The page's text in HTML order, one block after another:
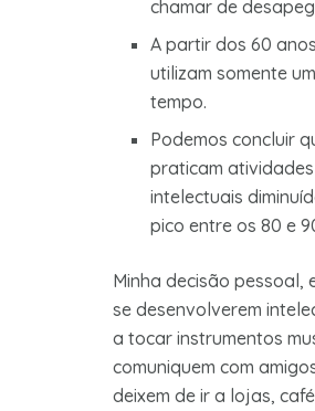
chamar de
A partir dos 60
utilizam somente
tempo.
Podemos concluir
praticam
intelectuais
pico entre os 80 e
Minha decisão pessoal,
se desenvolverem
a tocar instrumentos
comuniquem com
deixem de ir a lojas,